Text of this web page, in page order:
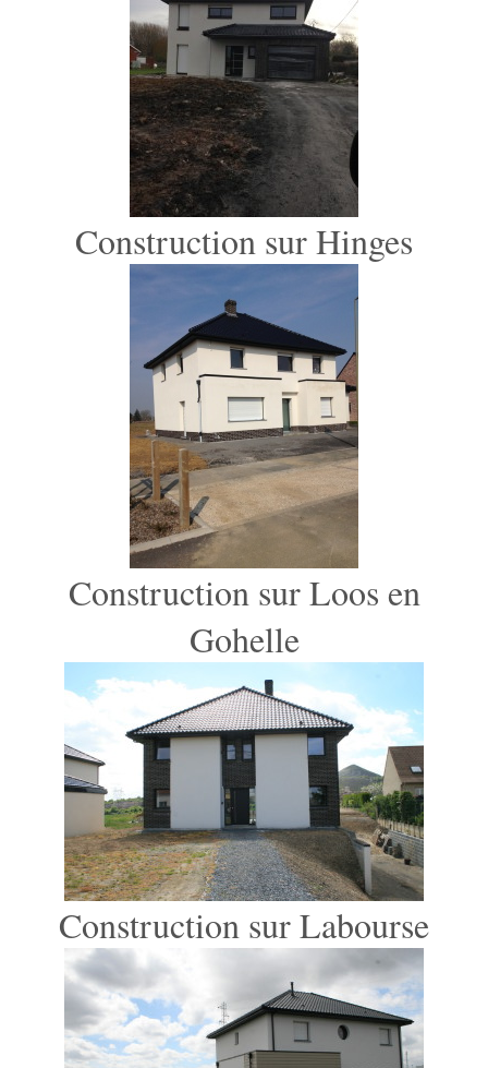
Construction sur Hinges
Construction sur Loos en
Gohelle
Construction sur Labourse